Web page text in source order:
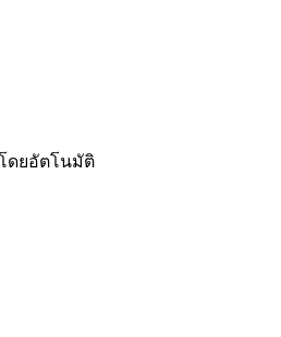
ดยอัตโนมัติ